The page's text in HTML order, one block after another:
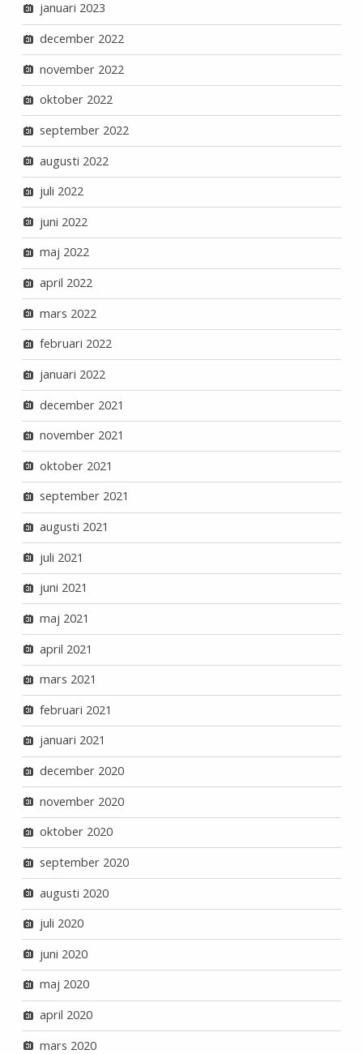
januari 2023
december 2022
november 2022
oktober 2022
september 2022
augusti 2022
juli 2022
juni 2022
maj 2022
april 2022
mars 2022
februari 2022
januari 2022
december 2021
november 2021
oktober 2021
september 2021
augusti 2021
juli 2021
juni 2021
maj 2021
april 2021
mars 2021
februari 2021
januari 2021
december 2020
november 2020
oktober 2020
september 2020
augusti 2020
juli 2020
juni 2020
maj 2020
april 2020
mars 2020